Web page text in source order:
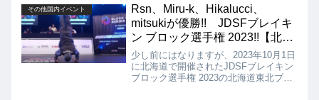
その他国内イベント
Rsn、Miru-k、Hikalucci、
mitsukiが優勝!! JDSFブレイキ
ン ブロック選手権 2023!!【北海
道東北ブロック】
少し前にはなりますが、2023年10月1日
に北海道で開催されたJDSFブレイキン
ブロック選手権 2023の北海道東北ブロ